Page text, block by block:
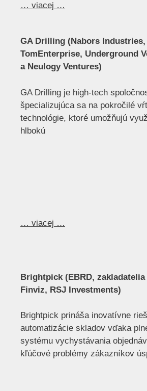
… viacej …
GA Drilling (Nabors Industries,
TomEnterprise, Underground
a Neulogy Ventures)
GA Drilling je high-tech
špecializujúca sa na pokročilé
technológie, ktoré umožňujú
hlbokú
… viacej …
Brightpick (EBRD, zakladatelia
Finviz, RSJ Investments)
Brightpick prináša inovatívne
automatizácie skladov vďaka
systému vychystávania
kľúčové problémy zákazníkov